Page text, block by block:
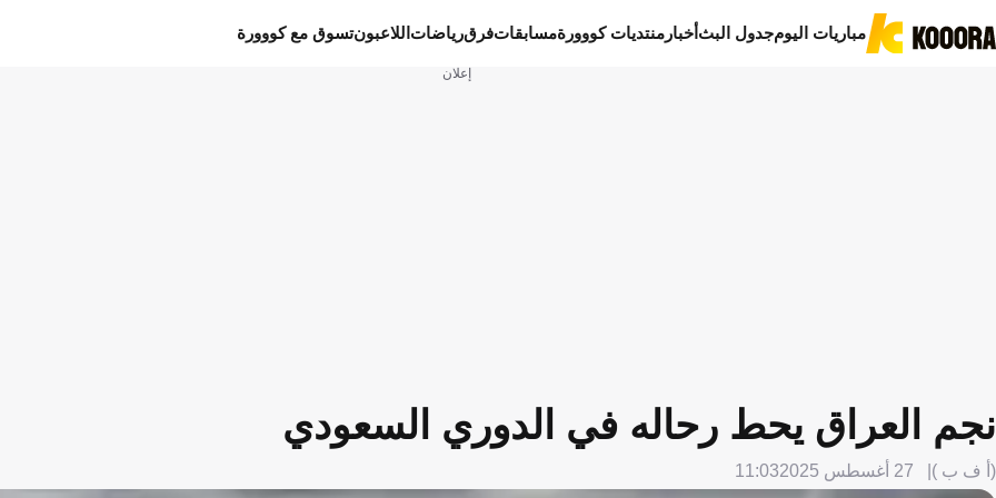
مباريات اليومجدول البثأخبار منتديات كووورةمسابقاتفرقرياضات اللاعبونتسوق مع كووورة
إعلان
نجم العراق يحط رحاله في الدوري السعودي
(أ ف ب ) 27 أغسطس 2025 11:03